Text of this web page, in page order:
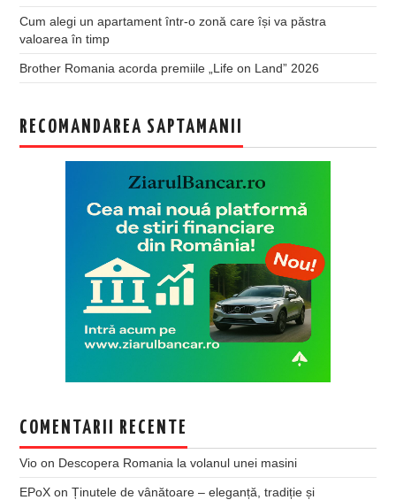
Cum alegi un apartament într-o zonă care își va păstra
valoarea în timp
Brother Romania acorda premiile „Life on Land” 2026
RECOMANDAREA SAPTAMANII
COMENTARII RECENTE
Vio on Descopera Romania la volanul unei masini
EPoX onȚinutele de vânătoare – eleganță, tradiție și